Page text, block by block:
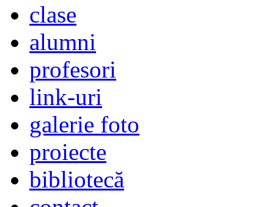
clase
alumni
profesori
link-uri
galerie foto
proiecte
bibliotecă